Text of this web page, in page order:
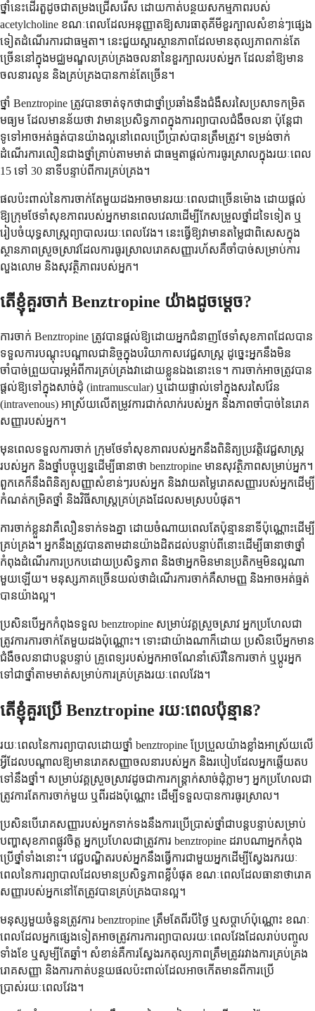
ថ្នាំនេះដើរតួដូចជាតម្រងជ្រើសរើស ដោយកាត់បន្ថយសកម្មភាពរបស់
acetylcholine ខណៈពេលដែលអនុញ្ញាតឱ្យសារធាតុគីមីខួរក្បាលសំខាន់ៗផ្សេង
ទៀតដំណើរការជាធម្មតា។ នេះជួយស្តារស្ថានភាពដែលមានតុល្យភាពកាន់តែ
ច្រើននៅក្នុងមជ្ឈមណ្ឌលគ្រប់គ្រងចលនានៃខួរក្បាលរបស់អ្នក ដែលនាំឱ្យមាន
ចលនារលូន និងគ្រប់គ្រងបានកាន់តែច្រើន។
ថ្នាំ Benztropine ត្រូវ​បាន​ចាត់​ទុក​ថា​ជា​ថ្នាំ​ប្រឆាំង​នឹង​ជំងឺ​សរសៃ​ប្រសាទ​កម្រិត​
មធ្យម ដែល​មាន​ន័យ​ថា វា​មាន​ប្រសិទ្ធភាព​ក្នុង​ការ​ព្យាបាល​ជំងឺ​ចលនា ប៉ុន្តែ​ជា​
ទូទៅ​អាច​អត់​ធ្មត់​បាន​យ៉ាង​ល្អ​នៅ​ពេល​ប្រើ​ប្រាស់​បាន​ត្រឹម​ត្រូវ។ ទម្រង់​ចាក់​
ដំណើរការ​លឿន​ជាង​ថ្នាំ​គ្រាប់​តាម​មាត់ ជា​ធម្មតា​ផ្តល់​ការ​ធូរ​ស្រាល​ក្នុង​រយៈ​ពេល
15 ទៅ 30 នាទី​បន្ទាប់​ពី​ការ​គ្រប់គ្រង។
ផល​ប៉ះពាល់​នៃ​ការ​ចាក់​តែ​មួយ​ដង​អាច​មាន​រយៈ​ពេល​ជា​ច្រើន​ម៉ោង ដោយ​ផ្តល់​
ឱ្យ​ក្រុម​ថែទាំ​សុខភាព​របស់​អ្នក​មាន​ពេល​វេលា​ដើម្បី​កែ​សម្រួល​ថ្នាំ​ដទៃ​ទៀត ឬ​
រៀបចំ​យុទ្ធសាស្ត្រ​ព្យាបាល​រយៈពេល​វែង។ នេះ​ធ្វើ​ឱ្យ​វា​មាន​តម្លៃ​ជា​ពិសេស​ក្នុង​
ស្ថានភាព​ស្រួច​ស្រាវ​ដែល​ការ​ធូរ​ស្រាល​រោគ​សញ្ញា​រហ័ស​គឺ​ចាំបាច់​សម្រាប់​ការ​
លួង​លោម និង​សុវត្ថិភាព​របស់​អ្នក។
តើ​ខ្ញុំ​គួរ​ចាក់ Benztropine យ៉ាង​ដូច​ម្តេច?
ការ​ចាក់ Benztropine ត្រូវ​បាន​ផ្តល់​ឱ្យ​ដោយ​អ្នក​ជំនាញ​ថែទាំ​សុខភាព​ដែល​បាន​
ទទួល​ការ​បណ្តុះបណ្តាល​ជានិច្ច​ក្នុង​បរិយាកាស​វេជ្ជសាស្ត្រ ដូច្នេះ​អ្នក​នឹង​មិន​
ចាំបាច់​ព្រួយ​បារម្ភ​អំពី​ការ​គ្រប់គ្រង​វា​ដោយ​ខ្លួន​ឯង​នោះ​ទេ។ ការ​ចាក់​អាច​ត្រូវ​បាន​
ផ្តល់​ឱ្យ​ទៅ​ក្នុង​សាច់ដុំ (intramuscular) ឬ​ដោយ​ផ្ទាល់​ទៅ​ក្នុង​សរសៃ​វ៉ែន
(intravenous) អាស្រ័យ​លើ​តម្រូវការ​ជាក់លាក់​របស់​អ្នក និង​ភាព​ចាំបាច់​នៃ​រោគ​
សញ្ញា​របស់​អ្នក។
មុន​ពេល​ទទួល​ការ​ចាក់ ក្រុម​ថែទាំ​សុខភាព​របស់​អ្នក​នឹង​ពិនិត្យ​ប្រវត្តិ​វេជ្ជសាស្ត្រ​
របស់​អ្នក និង​ថ្នាំ​បច្ចុប្បន្ន​ដើម្បី​ធានា​ថា benztropine មាន​សុវត្ថិភាព​សម្រាប់​អ្នក។
ពួកគេ​ក៏​នឹង​ពិនិត្យ​សញ្ញា​សំខាន់ៗ​របស់​អ្នក និង​វាយ​តម្លៃ​រោគ​សញ្ញា​របស់​អ្នក​ដើម្បី​
កំណត់​កម្រិត​ថ្នាំ និង​វិធីសាស្ត្រ​គ្រប់គ្រង​ដែល​សមស្រប​បំផុត។
ការ​ចាក់​ខ្លួន​វា​គឺ​លឿន​ទាក់ទង​គ្នា ដោយ​ចំណាយ​ពេល​តែ​ប៉ុន្មាន​នាទី​ប៉ុណ្ណោះ​ដើម្បី​
គ្រប់គ្រង។ អ្នក​នឹង​ត្រូវ​បាន​តាមដាន​យ៉ាង​ដិតដល់​បន្ទាប់​ពី​នោះ​ដើម្បី​ធានា​ថា​ថ្នាំ​
កំពុង​ដំណើរការ​ប្រកប​ដោយ​ប្រសិទ្ធភាព និង​ថា​អ្នក​មិន​មាន​ប្រតិកម្ម​មិន​ល្អ​ណា​
មួយ​ឡើយ។ មនុស្ស​ភាគ​ច្រើន​យល់​ថា​ដំណើរការ​ចាក់​គឺ​សាមញ្ញ និង​អាច​អត់​ធ្មត់​
បាន​យ៉ាង​ល្អ។
ប្រសិនបើ​អ្នក​កំពុង​ទទួល​ benztropine សម្រាប់​វគ្គ​ស្រួចស្រាវ អ្នក​ប្រហែល​ជា​
ត្រូវការ​ការ​ចាក់​តែ​មួយ​ដង​ប៉ុណ្ណោះ។ ទោះជាយ៉ាងណាក៏ដោយ ប្រសិនបើអ្នកមាន
ជំងឺចលនាជាបន្តបន្ទាប់ គ្រូពេទ្យរបស់អ្នកអាចណែនាំស៊េរីនៃការចាក់ ឬប្តូរអ្នក
ទៅជាថ្នាំតាមមាត់សម្រាប់ការគ្រប់គ្រងរយៈពេលវែង។
តើ​ខ្ញុំ​គួរ​ប្រើ Benztropine រយៈពេល​ប៉ុន្មាន?
រយៈពេលនៃការព្យាបាលដោយថ្នាំ benztropine ប្រែប្រួលយ៉ាងខ្លាំងអាស្រ័យលើ
អ្វីដែលបណ្តាលឱ្យមានរោគសញ្ញាចលនារបស់អ្នក និងរបៀបដែលអ្នកឆ្លើយតប
ទៅនឹងថ្នាំ។ សម្រាប់វគ្គស្រួចស្រាវដូចជាការកន្ត្រាក់សាច់ដុំភ្លាមៗ អ្នកប្រហែលជា
ត្រូវការតែការចាក់មួយ ឬពីរដងប៉ុណ្ណោះ ដើម្បីទទួលបានការធូរស្រាល។
ប្រសិនបើរោគសញ្ញារបស់អ្នកទាក់ទងនឹងការប្រើប្រាស់ថ្នាំជាបន្តបន្ទាប់សម្រាប់
បញ្ហាសុខភាពផ្លូវចិត្ត អ្នកប្រហែលជាត្រូវការ benztropine ដរាបណាអ្នកកំពុង
ប្រើថ្នាំទាំងនោះ។ វេជ្ជបណ្ឌិតរបស់អ្នកនឹងធ្វើការជាមួយអ្នកដើម្បីស្វែងរករយៈ
ពេលនៃការព្យាបាលដែលមានប្រសិទ្ធភាពខ្លីបំផុត ខណៈពេលដែលធានាថារោគ
សញ្ញារបស់អ្នកនៅតែត្រូវបានគ្រប់គ្រងបានល្អ។
មនុស្សមួយចំនួនត្រូវការ benztropine ត្រឹមតែពីរបីថ្ងៃ ឬសប្តាហ៍ប៉ុណ្ណោះ ខណៈ
ពេលដែលអ្នកផ្សេងទៀតអាចត្រូវការការព្យាបាលរយៈពេលវែងដែលរាប់បញ្ចូល
ទាំងខែ ឬសូម្បីតែឆ្នាំ។ សំខាន់គឺការស្វែងរកតុល្យភាពត្រឹមត្រូវរវាងការគ្រប់គ្រង
រោគសញ្ញា និងការកាត់បន្ថយផលប៉ះពាល់ដែលអាចកើតមានពីការប្រើ
ប្រាស់រយៈពេលវែង។